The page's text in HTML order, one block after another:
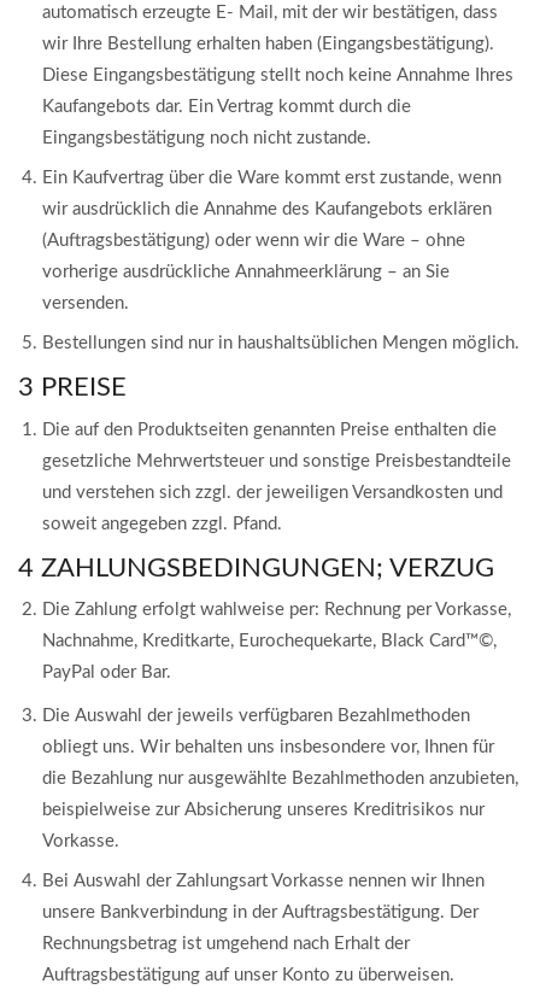
automatisch erzeugte E- Mail, mit der wir bestätigen, dass
wir Ihre Bestellung erhalten haben (Eingangsbestätigung).
Diese Eingangsbestätigung stellt noch keine Annahme Ihres
Kaufangebots dar. Ein Vertrag kommt durch die
Eingangsbestätigung noch nicht zustande.
Ein Kaufvertrag über die Ware kommt erst zustande, wenn
wir ausdrücklich die Annahme des Kaufangebots erklären
(Auftragsbestätigung) oder wenn wir die Ware – ohne
vorherige ausdrückliche Annahmeerklärung – an Sie
versenden.
Bestellungen sind nur in haushaltsüblichen Mengen möglich.
3 PREISE
Die auf den Produktseiten genannten Preise enthalten die
gesetzliche Mehrwertsteuer und sonstige Preisbestandteile
und verstehen sich zzgl. der jeweiligen Versandkosten und
soweit angegeben zzgl. Pfand.
4 ZAHLUNGSBEDINGUNGEN; VERZUG
Die Zahlung erfolgt wahlweise per: Rechnung per Vorkasse,
Nachnahme, Kreditkarte, Eurochequekarte, Black Card™©,
PayPal oder Bar.
Die Auswahl der jeweils verfügbaren Bezahlmethoden
obliegt uns. Wir behalten uns insbesondere vor, Ihnen für
die Bezahlung nur ausgewählte Bezahlmethoden anzubieten,
beispielweise zur Absicherung unseres Kreditrisikos nur
Vorkasse.
Bei Auswahl der Zahlungsart Vorkasse nennen wir Ihnen
unsere Bankverbindung in der Auftragsbestätigung. Der
Rechnungsbetrag ist umgehend nach Erhalt der
Auftragsbestätigung auf unser Konto zu überweisen.